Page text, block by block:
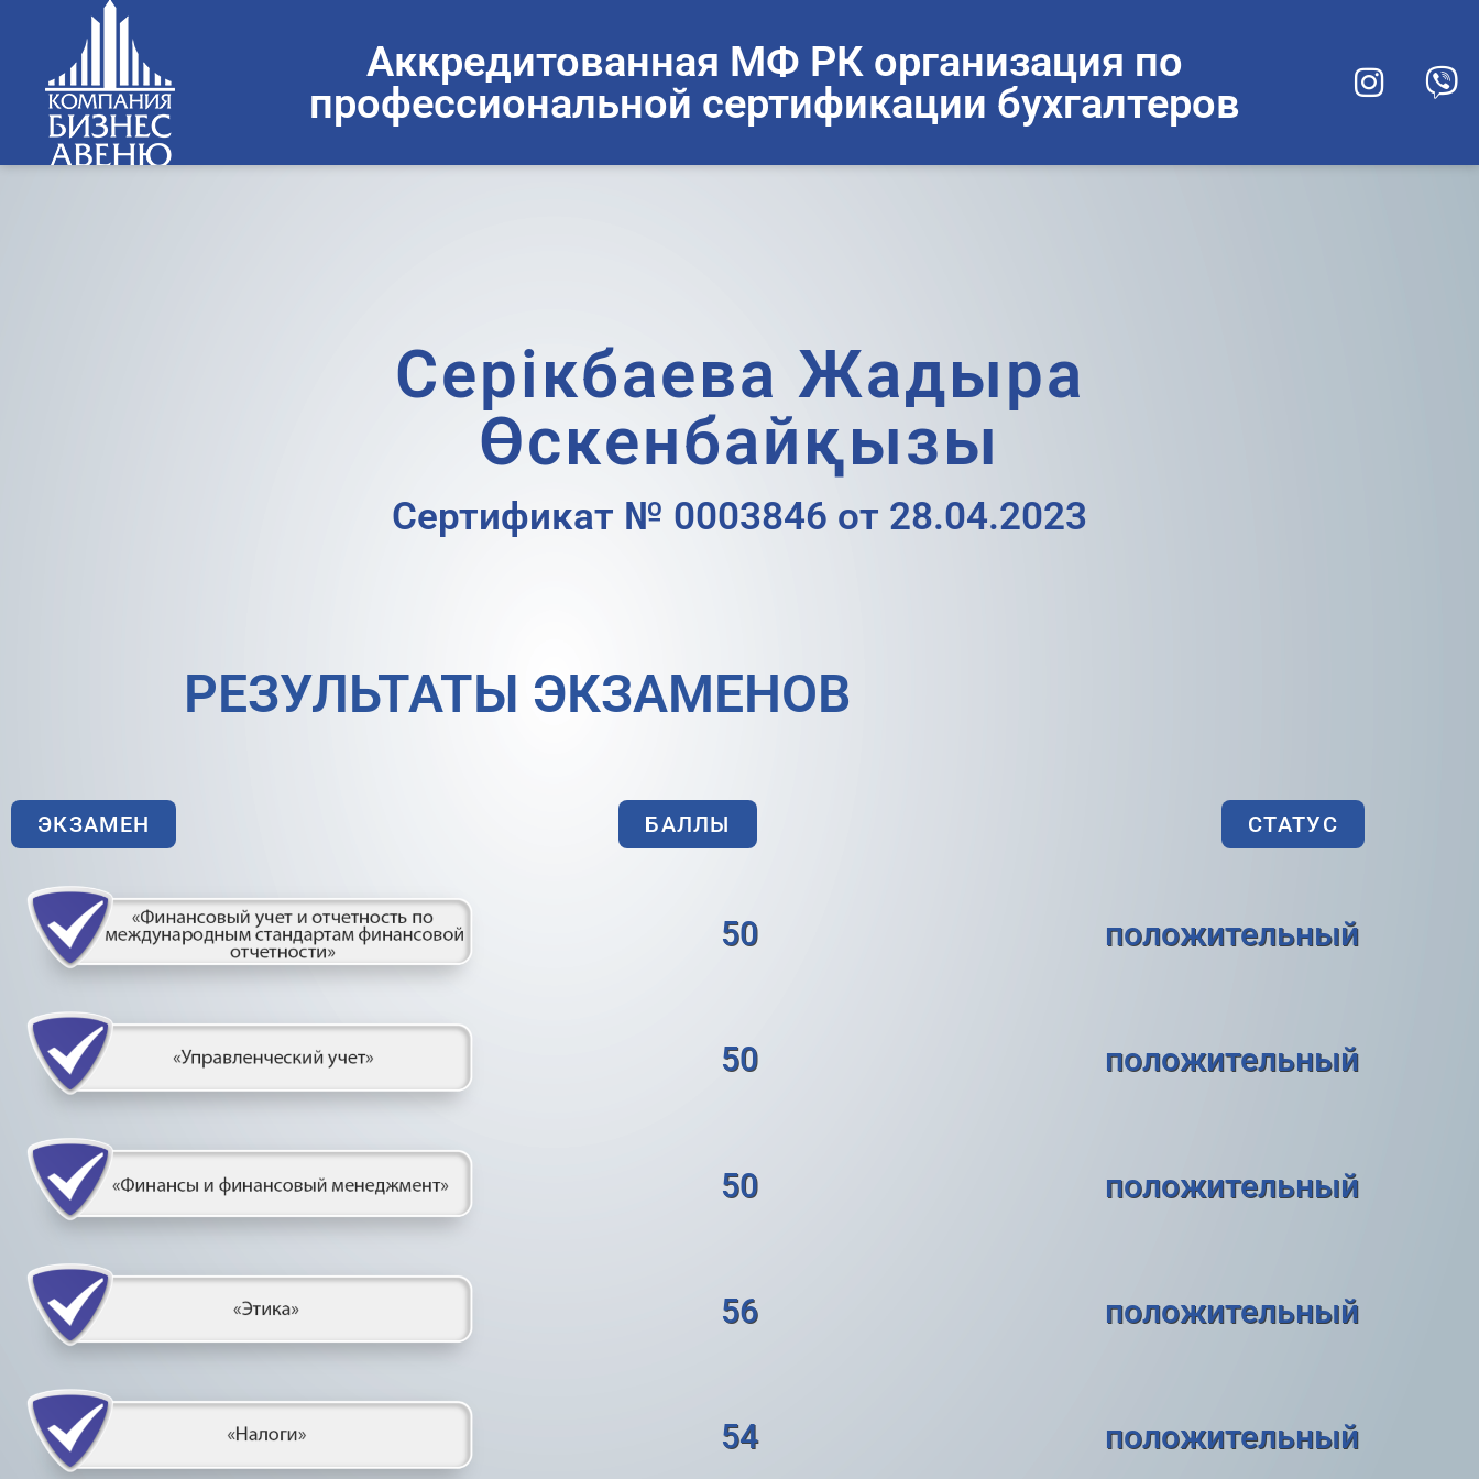
Аккредитованная МФ РК организация по
профессиональной сертификации бухгалтеров
Серікбаева Жадыра
Өскенбайқызы
Cертификат № 0003846 от 28.04.2023
РЕЗУЛЬТАТЫ ЭКЗАМЕНОВ
ЭКЗАМЕН БАЛЛЫ СТАТУС
50 положительный
50 положительный
50 положительный
56 положительный
54 положительный